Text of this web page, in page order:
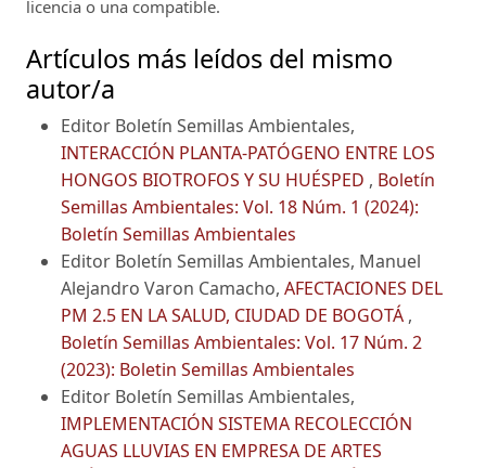
licencia o una compatible.
Artículos más leídos del mismo
autor/a
Editor Boletín Semillas Ambientales,
INTERACCIÓN PLANTA-PATÓGENO ENTRE LOS
HONGOS BIOTROFOS Y SU HUÉSPED , Boletín
Semillas Ambientales: Vol. 18 Núm. 1 (2024):
Boletín Semillas Ambientales
Editor Boletín Semillas Ambientales, Manuel
Alejandro Varon Camacho, AFECTACIONES DEL
PM 2.5 EN LA SALUD, CIUDAD DE BOGOTÁ ,
Boletín Semillas Ambientales: Vol. 17 Núm. 2
(2023): Boletin Semillas Ambientales
Editor Boletín Semillas Ambientales,
IMPLEMENTACIÓN SISTEMA RECOLECCIÓN
AGUAS LLUVIAS EN EMPRESA DE ARTES